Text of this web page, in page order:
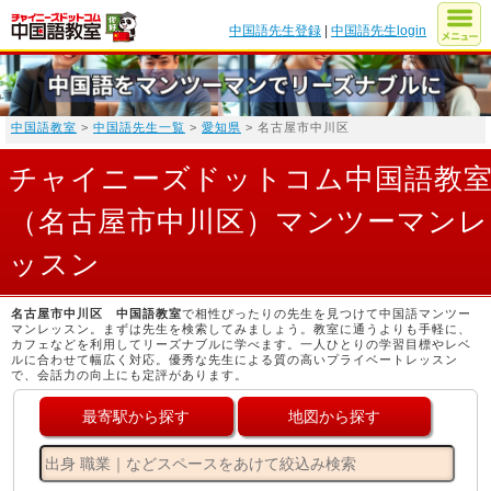
中国語先生登録 |中国語先生login
中国語教室 > 中国語先生一覧 > 愛知県 > 名古屋市中川区
チャイニーズドットコム中国語教
（名古屋市中川区）マンツーマンレ
ッスン
名古屋市中川区 中国語教室で相性ぴったりの先生を見つけて中国語マンツー
マンレッスン。まずは先生を検索してみましょう。教室に通うよりも手軽に、
カフェなどを利用してリーズナブルに学べます。一人ひとりの学習目標やレベ
ルに合わせて幅広く対応。優秀な先生による質の高いプライベートレッスン
で、会話力の向上にも定評があります。
最寄駅から探す 地図から探す